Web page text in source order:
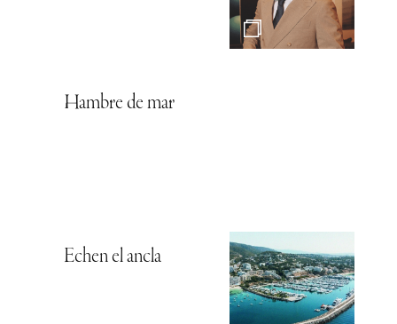
Hambre de mar
Echen el ancla